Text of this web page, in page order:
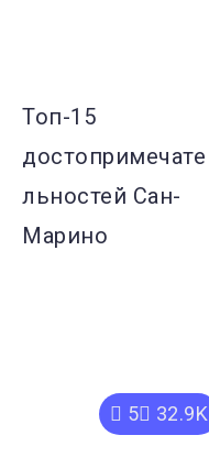
Топ-15
достопримечате
льностей Сан-
Марино
5 32.9K